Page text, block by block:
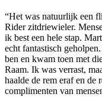
“Het was natuurlijk een
Rider zitdriewieler.
ik best een hele stap.
echt fantastisch
ben en kwam toen met
Raam. Ik was verrast,
haalde de rem eraf en de
complimenten van